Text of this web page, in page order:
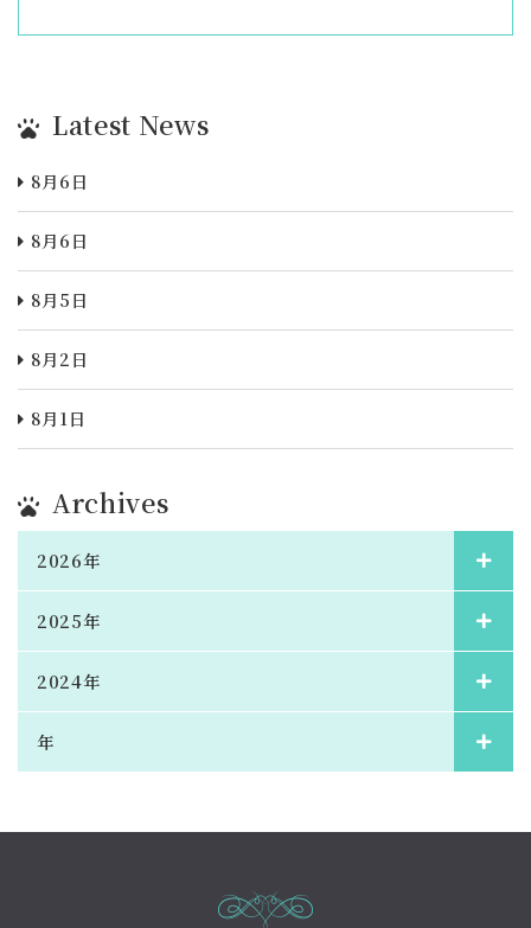
Latest News
8月6日
8月6日
8月5日
8月2日
8月1日
Archives
2026年
2025年
2024年
年